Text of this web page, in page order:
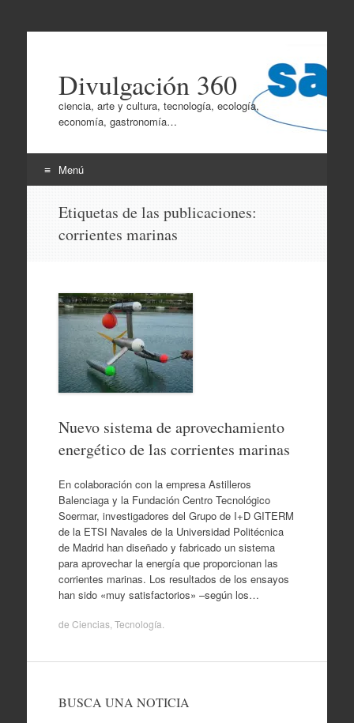
Divulgación 360
ciencia, arte y cultura, tecnología, ecología,
economía, gastronomía…
Menú
contenido
Etiquetas de las publicaciones:
corrientes marinas
Nuevo sistema de aprovechamiento
energético de las corrientes marinas
En colaboración con la empresa Astilleros
Balenciaga y la Fundación Centro Tecnológico
Soermar, investigadores del Grupo de I+D GITERM
de la ETSI Navales de la Universidad Politécnica
de Madrid han diseñado y fabricado un sistema
para aprovechar la energía que proporcionan las
corrientes marinas. Los resultados de los ensayos
han sido «muy satisfactorios» –según los…
de Ciencias, Tecnología
BUSCA UNA NOTICIA